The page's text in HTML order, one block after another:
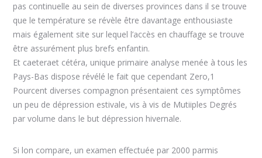
pas continuelle au sein de diverses provinces dans il se trouve
que le température se révèle être davantage enthousiaste
mais également site sur lequel l’accès en chauffage se trouve
être assurément plus brefs enfantin.
Et caeteraet cétéra, unique primaire analyse menée à tous les
Pays-Bas dispose révélé le fait que cependant Zero,1
Pourcent diverses compagnon présentaient ces symptômes
un peu de dépression estivale, vis à vis de Mutiiples Degrés
par volume dans le but dépression hivernale.
Si lon compare, un examen effectuée par 2000 parmis